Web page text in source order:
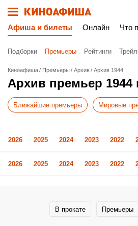
Афиша и билеты Онлайн Что
Подборки Премьеры Рейтинги
Киноафиша Премьеры Архив Архив 1944
Архив премьер 1944
Ближайшие премьеры Мировые
2026 2025 2024 2023 2022
2026 2025 2024 2023 2022
В прокате Премьеры